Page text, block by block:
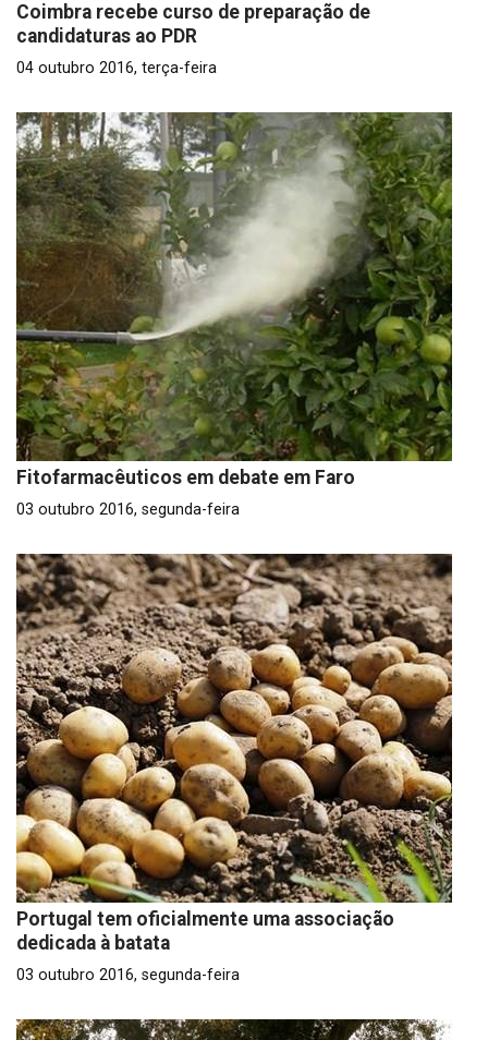
Coimbra recebe curso de preparação de
candidaturas ao PDR
04 outubro 2016, terça-feira
Fitofarmacêuticos em debate em Faro
03 outubro 2016, segunda-feira
Portugal tem oficialmente uma associação
dedicada à batata
03 outubro 2016, segunda-feira